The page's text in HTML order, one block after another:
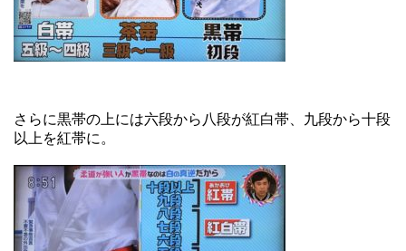
さらに黒帯の上には六段から八段が紅白帯、九段から十段
以上を紅帯に。